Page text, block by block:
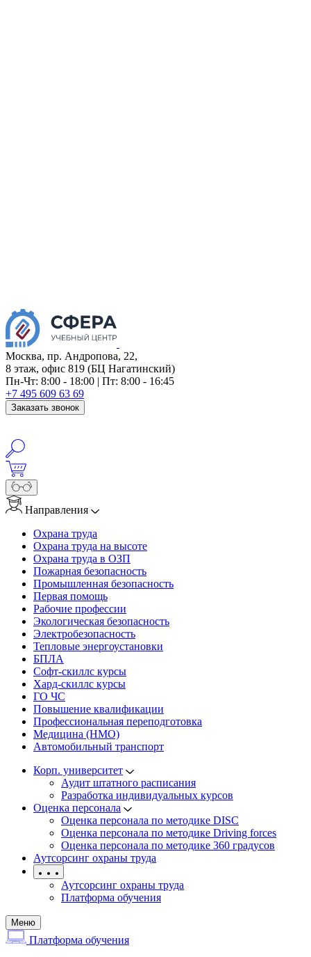
Москва, пр. Андропова, 22,
8 этаж, офис 819 (БЦ Нагатинский)
Пн-Чт: 8:00 - 18:00 | Пт: 8:00 - 16:45
+7 495 609 63 69
Заказать звонок
Направления
Охрана труда
Охрана труда на высоте
Охрана труда в ОЗП
Пожарная безопасность
Промышленная безопасность
Первая помощь
Рабочие профессии
Экологическая безопасность
Электробезопасность
Тепловые энергоустановки
БПЛА
Софт-скиллс курсы
Хард-скиллс курсы
ГО ЧС
Повышение квалификации
Профессиональная переподготовка
Медицина (НМО)
Автомобильный транспорт
Корп. университет
Аудит штатного расписания
Разработка индивидуальных курсов
Оценка персонала
Оценка персонала по методике DISC
Оценка персонала по методике Driving forces
Оценка персонала по методике 360 градусов
Аутсорсинг охраны труда
Аутсорсинг охраны труда
Платформа обучения
Меню
Платформа обучения